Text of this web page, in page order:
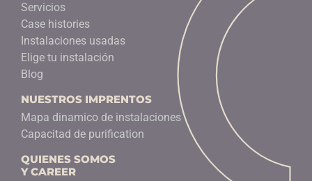
Servicios
Case histories
Instalaciones usadas
Elige tu instalación
Blog
NUESTROS IMPRENTOS
Mapa dinamico de instalaciones
Capacitad de purification
QUIENES SOMOS
Y CAREER